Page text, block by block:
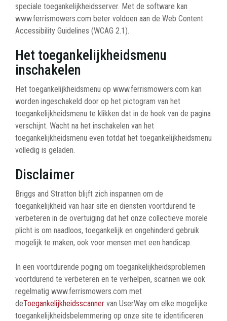
speciale toegankelijkheidsserver. Met de software kan
www.ferrismowers.com beter voldoen aan de Web Content
Accessibility Guidelines (WCAG 2.1).
Het toegankelijkheidsmenu
inschakelen
Het toegankelijkheidsmenu op www.ferrismowers.com kan
worden ingeschakeld door op het pictogram van het
toegankelijkheidsmenu te klikken dat in de hoek van de pagina
verschijnt. Wacht na het inschakelen van het
toegankelijkheidsmenu even totdat het toegankelijkheidsmenu
volledig is geladen.
Disclaimer
Briggs and Stratton blijft zich inspannen om de
toegankelijkheid van haar site en diensten voortdurend te
verbeteren in de overtuiging dat het onze collectieve morele
plicht is om naadloos, toegankelijk en ongehinderd gebruik
mogelijk te maken, ook voor mensen met een handicap.
In een voortdurende poging om toegankelijkheidsproblemen
voortdurend te verbeteren en te verhelpen, scannen we ook
regelmatig www.ferrismowers.com met
deToegankelijkheidsscanner van UserWay om elke mogelijke
toegankelijkheidsbelemmering op onze site te identificeren